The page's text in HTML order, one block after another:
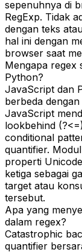
sepenuhnya di
RegExp. Tidak
dengan teks
hal ini dengan
browser saat
Mengapa regex
Python?
JavaScript dan
berbeda
JavaScript
lookbehind
conditional
quantifier.
properti
ketiga sebagai
target atau
tersebut.
Apa yang
dalam regex?
Catastrophic
quantifier